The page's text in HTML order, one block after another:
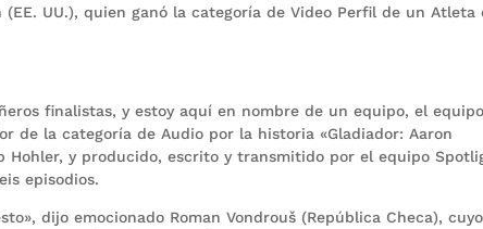
UU.), quien ganó la categoría de Video Perfil de un Atleta
finalistas, y estoy aquí en nombre de un equipo, el
de la categoría de Audio por la historia «Gladiador: Aaron
Hohler, y producido, escrito y transmitido por el equipo
episodios.
dijo emocionado Roman Vondrouš (República Checa), cuyo